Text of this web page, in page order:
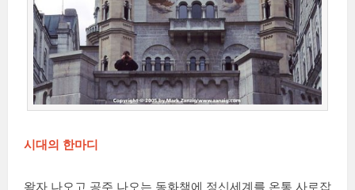
시대의 한마디
왕자 나오고 공주 나오는 동화책에 정신세계를 온통 사로잡